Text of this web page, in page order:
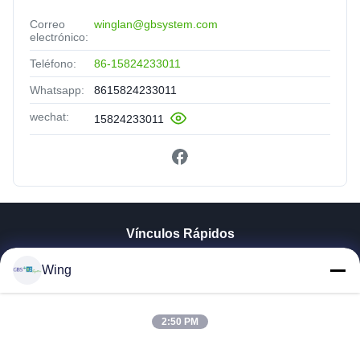
Correo
electrónico:
winglan@gbsystem.com
Teléfono: 86-15824233011
Whatsapp: 8615824233011
wechat: 15824233011
Vínculos Rápidos
Espectáculo VR
Wing
2:50 PM